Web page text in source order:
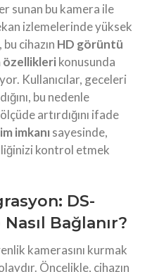
sunan bu kamera ile
izlemelerinde yüksek
cihazın HD görüntü
özelliklerikonusunda
Kullanıcılar, geceleri
bu nedenle
artırdığını ifade
imkanısayesinde,
kontrol etmek
DS-
Bağlanır?
kamerasını kurmak
Öncelikle, cihazın